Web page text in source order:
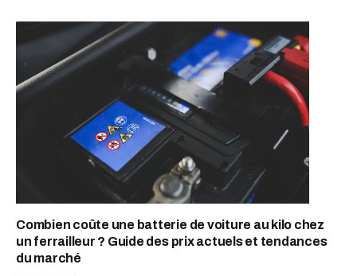
Combien coûte une batterie de voiture au kilo chez
un ferrailleur ? Guide des prix actuels et tendances
du marché